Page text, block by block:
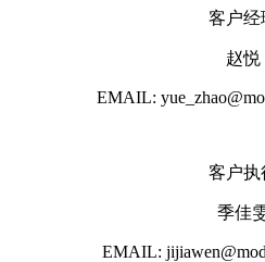
客户经
赵悦
EMAIL:
客户执
季佳
EMAIL: